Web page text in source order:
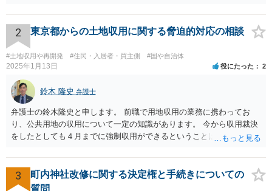
2 東京都からの土地収用に関する脅迫的対応の相談
#土地収用や再開発 #住民・入居者・買主側 #国や自治体
2025年1月13日 役にたった 2
鈴木 隆史 弁護士
弁護士の鈴木隆史と申します。 前職で用地収用の業務に携わってお
り、公共用地の収用について一定の知識があります。 今から収用裁決
をしたとしても４月までに強制収用ができるということは考え難く、
法律相談のポータルサイトからお電話やメールをいただければと思い
ます。
3
町内神社改修に関する決定権と手続きについての
質問